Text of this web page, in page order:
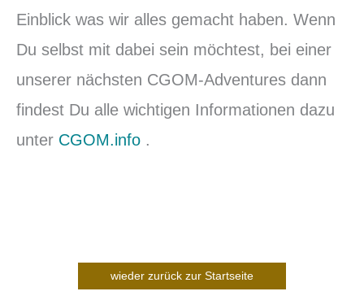
Einblick was wir alles gemacht haben. Wenn
Du selbst mit dabei sein möchtest, bei einer
unserer nächsten CGOM-Adventures dann
findest Du alle wichtigen Informationen dazu
unter CGOM.info .
wieder zurück zur Startseite